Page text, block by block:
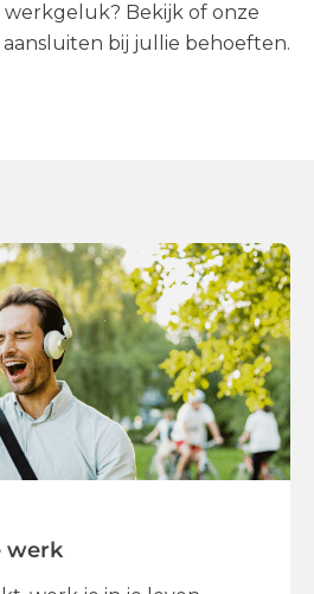
Bekijk of onze
bij jullie behoeften.
werk